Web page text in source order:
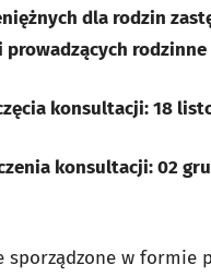
dla rodzin
prowadzących
konsultacji: 18
konsultacji: 02
sporządzone w formie